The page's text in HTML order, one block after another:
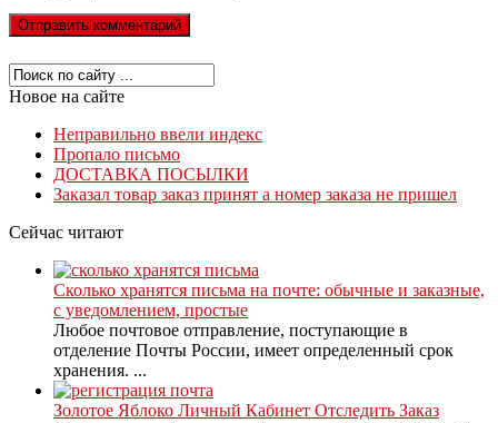
Новое на сайте
Неправильно ввели индекс
Пропало письмо
ДОСТАВКА ПОСЫЛКИ
Заказал товар заказ принят а номер заказа не пришел
Сейчас читают
Сколько хранятся письма на почте: обычные и заказные,
с уведомлением, простые
Любое почтовое отправление, поступающие в
отделение Почты России, имеет определенный срок
хранения. ...
Золотое Яблоко Личный Кабинет Отследить Заказ